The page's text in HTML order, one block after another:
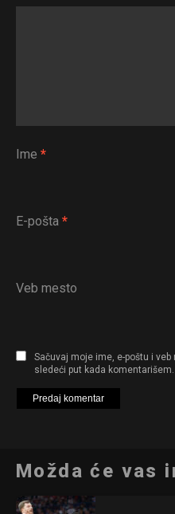
Ime *
E-pošta *
Veb mesto
Sačuvaj moje ime, e-poštu i
sledeći put kada komentarišem.
Možda će vas